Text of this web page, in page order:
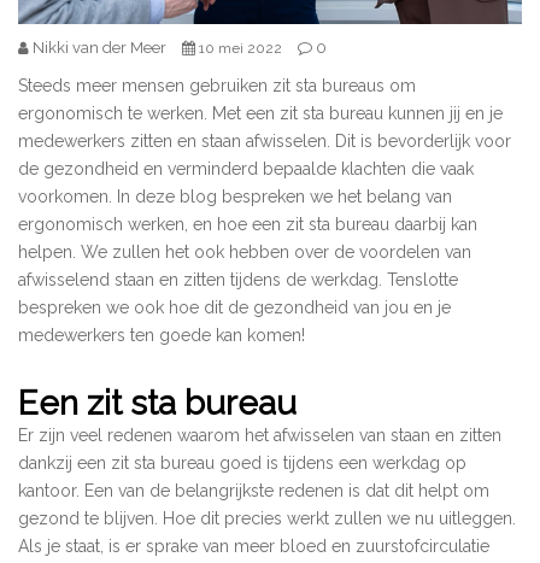
Nikki van der Meer 10 mei 2022 0
Steeds meer mensen gebruiken zit sta bureaus om
ergonomisch te werken. Met een zit sta bureau kunnen jij en je
medewerkers zitten en staan afwisselen. Dit is bevorderlijk voor
de gezondheid en verminderd bepaalde klachten die vaak
voorkomen. In deze blog bespreken we het belang van
ergonomisch werken, en hoe een zit sta bureau daarbij kan
helpen. We zullen het ook hebben over de voordelen van
afwisselend staan en zitten tijdens de werkdag. Tenslotte
bespreken we ook hoe dit de gezondheid van jou en je
medewerkers ten goede kan komen!
Een zit sta bureau
Er zijn veel redenen waarom het afwisselen van staan en zitten
dankzij een zit sta bureau goed is tijdens een werkdag op
kantoor. Een van de belangrijkste redenen is dat dit helpt om
gezond te blijven. Hoe dit precies werkt zullen we nu uitleggen.
Als je staat, is er sprake van meer bloed en zuurstofcirculatie